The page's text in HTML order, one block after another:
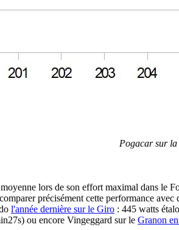
Pogacar sur
lors de son effort maximal dans le
précisément cette performance
l'année dernière sur le Giro : 445 watts
ou encore Vingeggard sur le Granon